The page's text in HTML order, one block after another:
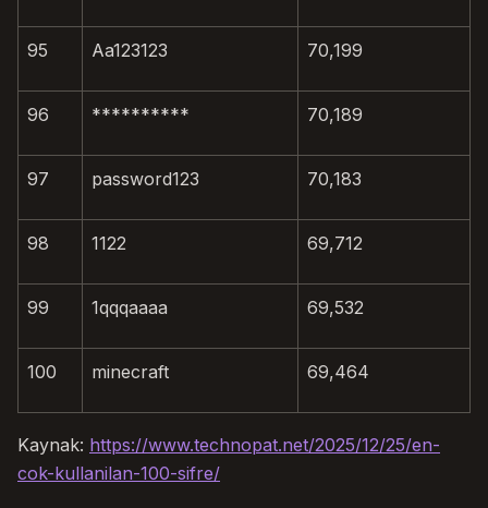
95 Aa123123 70,199
96 ********** 70,189
97 password123 70,183
98 1122 69,712
99 1qqqaaaa 69,532
100 minecraft 69,464
Kaynak: https://www.technopat.net/2025/12/25/en-
cok-kullanilan-100-sifre/